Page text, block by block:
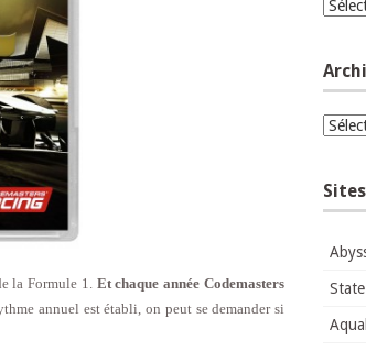
la Formule 1. Et chaque année Codemasters
annuel est établi, on peut se demander si